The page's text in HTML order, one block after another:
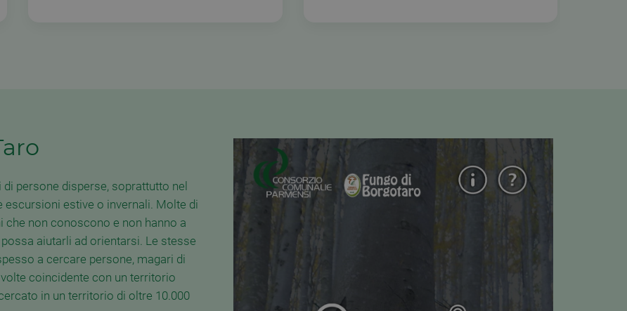
persone disperse, soprattutto nel
escursioni estive o invernali. Molte di
non conoscono e non hanno a
aiutarli ad orientarsi. Le stesse
a cercare persone, magari di
coincidente con un territorio
in un territorio di oltre 10.000